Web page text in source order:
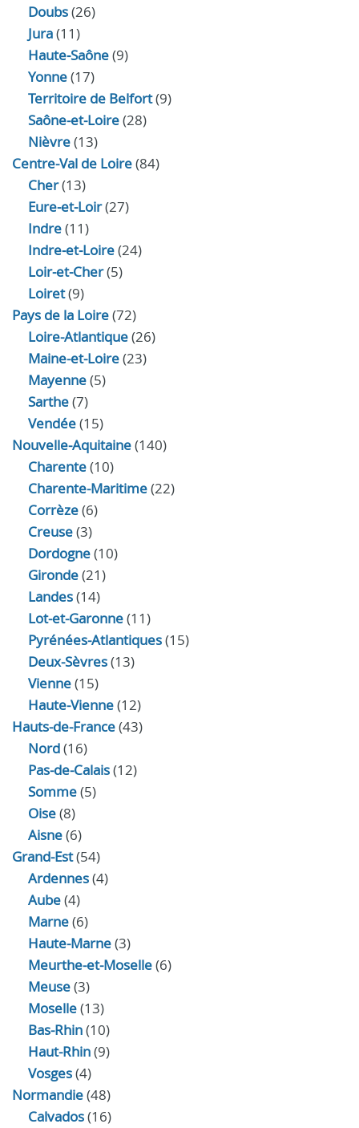
Doubs(26)
Jura(11)
Haute‑Saône(9)
Yonne(17)
Territoire de Belfort(9)
Saône-et-Loire(28)
Nièvre(13)
Centre-Val de Loire(84)
Cher(13)
Eure‑et‑Loir(27)
Indre(11)
Indre‑et‑Loire(24)
Loir‑et‑Cher(5)
Loiret(9)
Pays de la Loire(72)
Loire-Atlantique(26)
Maine-et-Loire(23)
Mayenne(5)
Sarthe(7)
Vendée(15)
Nouvelle-Aquitaine(140)
Charente(10)
Charente-Maritime(22)
Corrèze(6)
Creuse(3)
Dordogne(10)
Gironde(21)
Landes(14)
Lot-et-Garonne(11)
Pyrénées-Atlantiques(15)
Deux-Sèvres(13)
Vienne(15)
Haute-Vienne(12)
Hauts-de-France(43)
Nord(16)
Pas-de-Calais(12)
Somme(5)
Oise(8)
Aisne(6)
Grand-Est(54)
Ardennes(4)
Aube(4)
Marne(6)
Haute-Marne(3)
Meurthe-et-Moselle(6)
Meuse(3)
Moselle(13)
Bas-Rhin(10)
Haut-Rhin(9)
Vosges(4)
Normandie(48)
Calvados(16)